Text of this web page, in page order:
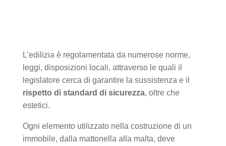
L’edilizia è regolamentata da numerose norme,
leggi, disposizioni locali, attraverso le quali il
legislatore cerca di garantire la sussistenza e il
rispetto di standard di sicurezza, oltre che
estetici.
Ogni elemento utilizzato nella costruzione di un
immobile, dalla mattonella alla malta, deve